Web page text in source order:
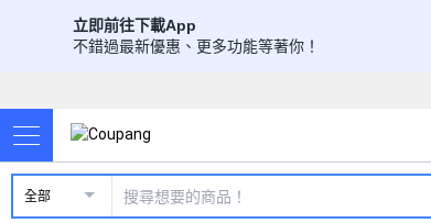
立即前往下載App
不錯過最新優惠、更多功能等著你！
全部